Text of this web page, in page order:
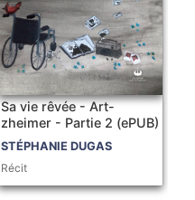
Sa vie rêvée - Art-
zheimer - Partie 2 (ePUB)
STÉPHANIE DUGAS
Récit